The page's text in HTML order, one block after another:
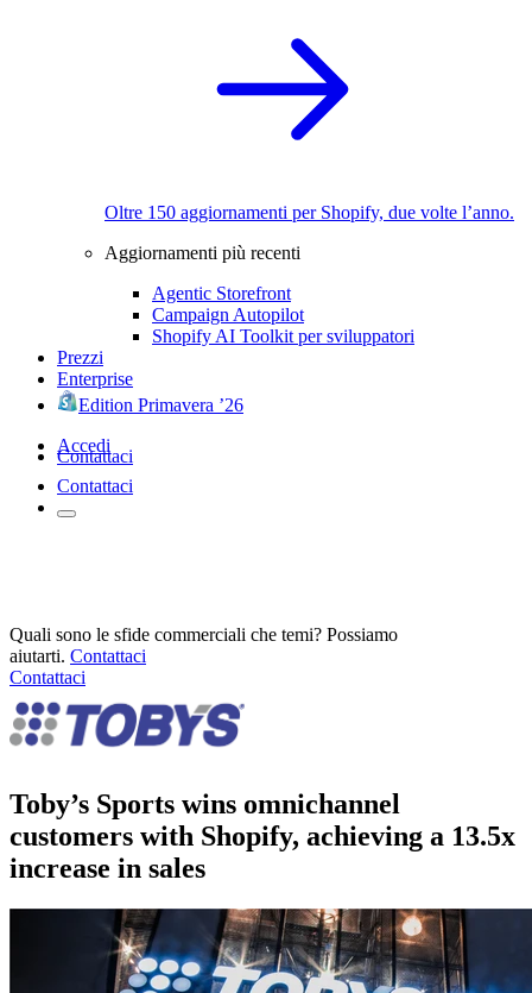
Oltre 150 aggiornamenti per Shopify, due volte l’anno.
Aggiornamenti più recenti
Agentic Storefront
Campaign Autopilot
Shopify AI Toolkit per sviluppatori
Prezzi
Enterprise
Edition Primavera ’26
Accedi
Contattaci
Contattaci
Quali sono le sfide commerciali che temi? Possiamo
aiutarti. Contattaci
Contattaci
Toby’s Sports wins omnichannel
customers with Shopify, achieving a 13.5x
increase in sales